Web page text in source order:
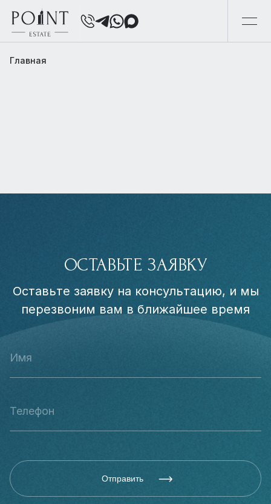
Главная
ОСТАВЬТЕ ЗАЯВКУ
Оставьте заявку на консультацию, и мы
перезвоним вам в ближайшее время
Отправить